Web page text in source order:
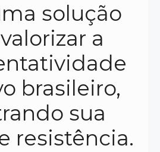
solução
a
brasileiro,
sua
resistência.